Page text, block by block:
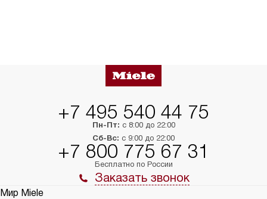
+7 495 540 44 75
Пн-Пт: с 8:00 до 22:00
Сб-Вс: с 9:00 до 22:00
+7 800 775 67 31
Бесплатно по России
Заказать звонок
Мир Miele